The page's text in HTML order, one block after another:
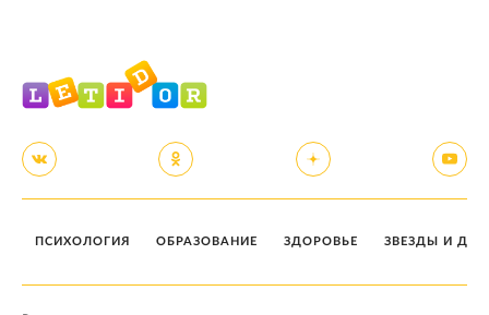
ПСИХОЛОГИЯ ОБРАЗОВАНИЕ ЗДОРОВЬЕ ЗВЕЗДЫ И